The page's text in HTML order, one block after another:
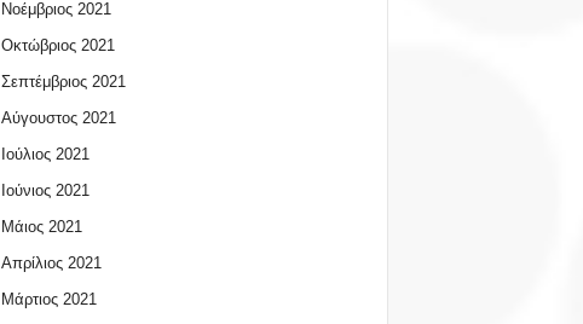
Νοέμβριος 2021
Οκτώβριος 2021
Σεπτέμβριος 2021
Αύγουστος 2021
Ιούλιος 2021
Ιούνιος 2021
Μάιος 2021
Απρίλιος 2021
Μάρτιος 2021